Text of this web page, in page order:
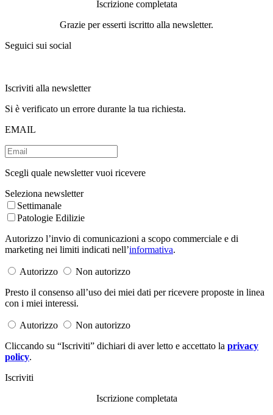
Iscrizione completata
Grazie per esserti iscritto alla newsletter.
Seguici sui social
Iscriviti alla newsletter
Si è verificato un errore durante la tua richiesta.
EMAIL
Scegli quale newsletter vuoi ricevere
Seleziona newsletter
Settimanale
Patologie Edilizie
Autorizzo l’invio di comunicazioni a scopo commerciale e di
marketing nei limiti indicati nell’informativa.
Autorizzo
Non autorizzo
Presto il consenso all’uso dei miei dati per ricevere proposte in linea
con i miei interessi.
Autorizzo
Non autorizzo
Cliccando su “Iscriviti” dichiari di aver letto e accettato la privacy
policy.
Iscriviti
Iscrizione completata